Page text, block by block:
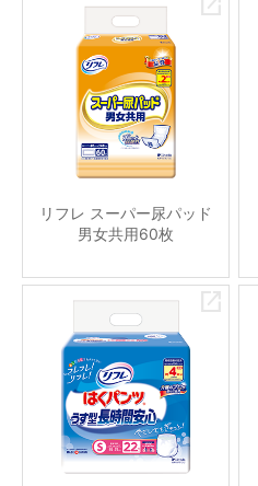
リフレ スーパー尿パッド
男女共用60枚